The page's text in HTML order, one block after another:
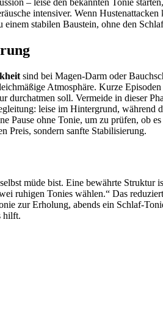
– leise den bekannten Tonie
intensiver. Wenn
stabilen Baustein, ohne den
sind bei Magen-Darm oder
Atmosphäre. Kurze
soll. Vermeide in dieser
leise im Hintergrund, während
Pause ohne Tonie, um zu prüfen, ob
Preis, sondern sanfte Stabilisierung.
müde bist. Eine bewährte Struktur
ruhigen Tonies wählen.“ Das
zur Erholung, abends ein Schlaf-
hilft.